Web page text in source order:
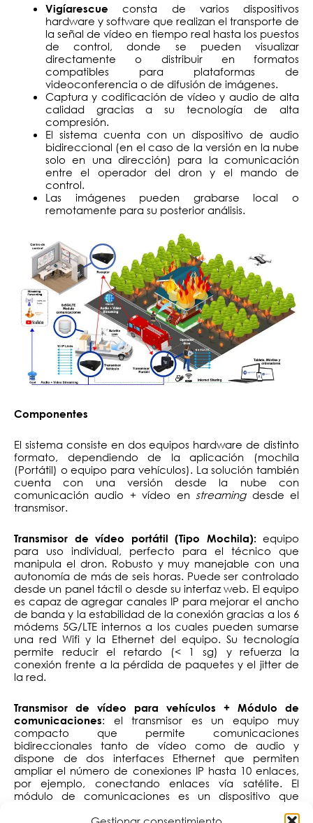
Vigíarescue
consta de varios dispositivos
hardware y software que realizan el transporte de
la señal de vídeo en tiempo real hasta los puestos
de control, donde se pueden visualizar
directamente o distribuir en formatos
compatibles para plataformas de
videoconferencia o de difusión de imágenes.
Captura y codificación de vídeo y audio de alta
calidad gracias a su tecnología de alta
compresión.
El sistema cuenta con un dispositivo de audio
bidireccional (en el caso de la versión en la nube
solo en una dirección) para la comunicación
entre el operador del dron y el mando de
control.
Las imágenes pueden grabarse local o
remotamente para su posterior análisis.
Componentes
El sistema consiste en dos equipos hardware de distinto
formato, dependiendo de la aplicación (mochila
(Portátil) o equipo para vehículos). La solución también
cuenta con una versión desde la nube con
comunicación audio + vídeo en streamingdesde el
transmisor.
Transmisor de vídeo portátil (Tipo Mochila): equipo
para uso individual, perfecto para el técnico que
manipula el dron. Robusto y muy manejable con una
autonomía de más de seis horas. Puede ser controlado
desde un panel táctil o desde su interfaz web. El equipo
es capaz de agregar canales IP para mejorar el ancho
de banda y la estabilidad de la conexión gracias a los 6
módems 5G/LTE internos a los cuales pueden sumarse
una red Wifi y la Ethernet del equipo. Su tecnología
permite reducir el retardo (< 1 sg) y refuerza la
conexión frente a la pérdida de paquetes y el jitter de
la red.
Transmisor de vídeo para vehículos + Módulo de
comunicaciones: el transmisor es un equipo muy
compacto que permite comunicaciones
bidireccionales tanto de vídeo como de audio y
dispone de dos interfaces Ethernet que permiten
ampliar el número de conexiones IP hasta 10 enlaces,
por ejemplo, conectando enlaces vía satélite. El
módulo de comunicaciones es un dispositivo que